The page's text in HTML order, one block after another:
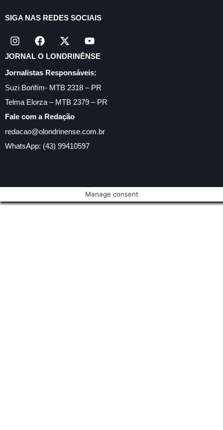
SIGA NAS REDES SOCIAIS
JORNAL O LONDRINĒNSE
Jornalistas Responsáveis:
Suzi Bońfím- MTB 2318 – PR
Telma Elorza – MTB 2379 – PR
Fale com a Redação
redacao@olondrinense.com.br
WhatsApp: (43) 99410597
Manage consent